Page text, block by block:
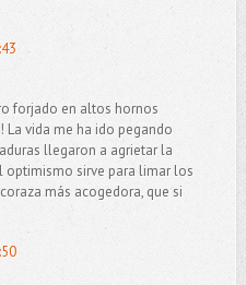
forjado en altos hornos
vida me ha ido pegando
llegaron a agrietar la
optimismo sirve para limar los
más acogedora, que si